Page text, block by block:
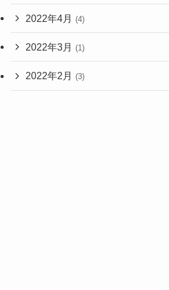
2022年4月 (4)
2022年3月 (1)
2022年2月 (3)